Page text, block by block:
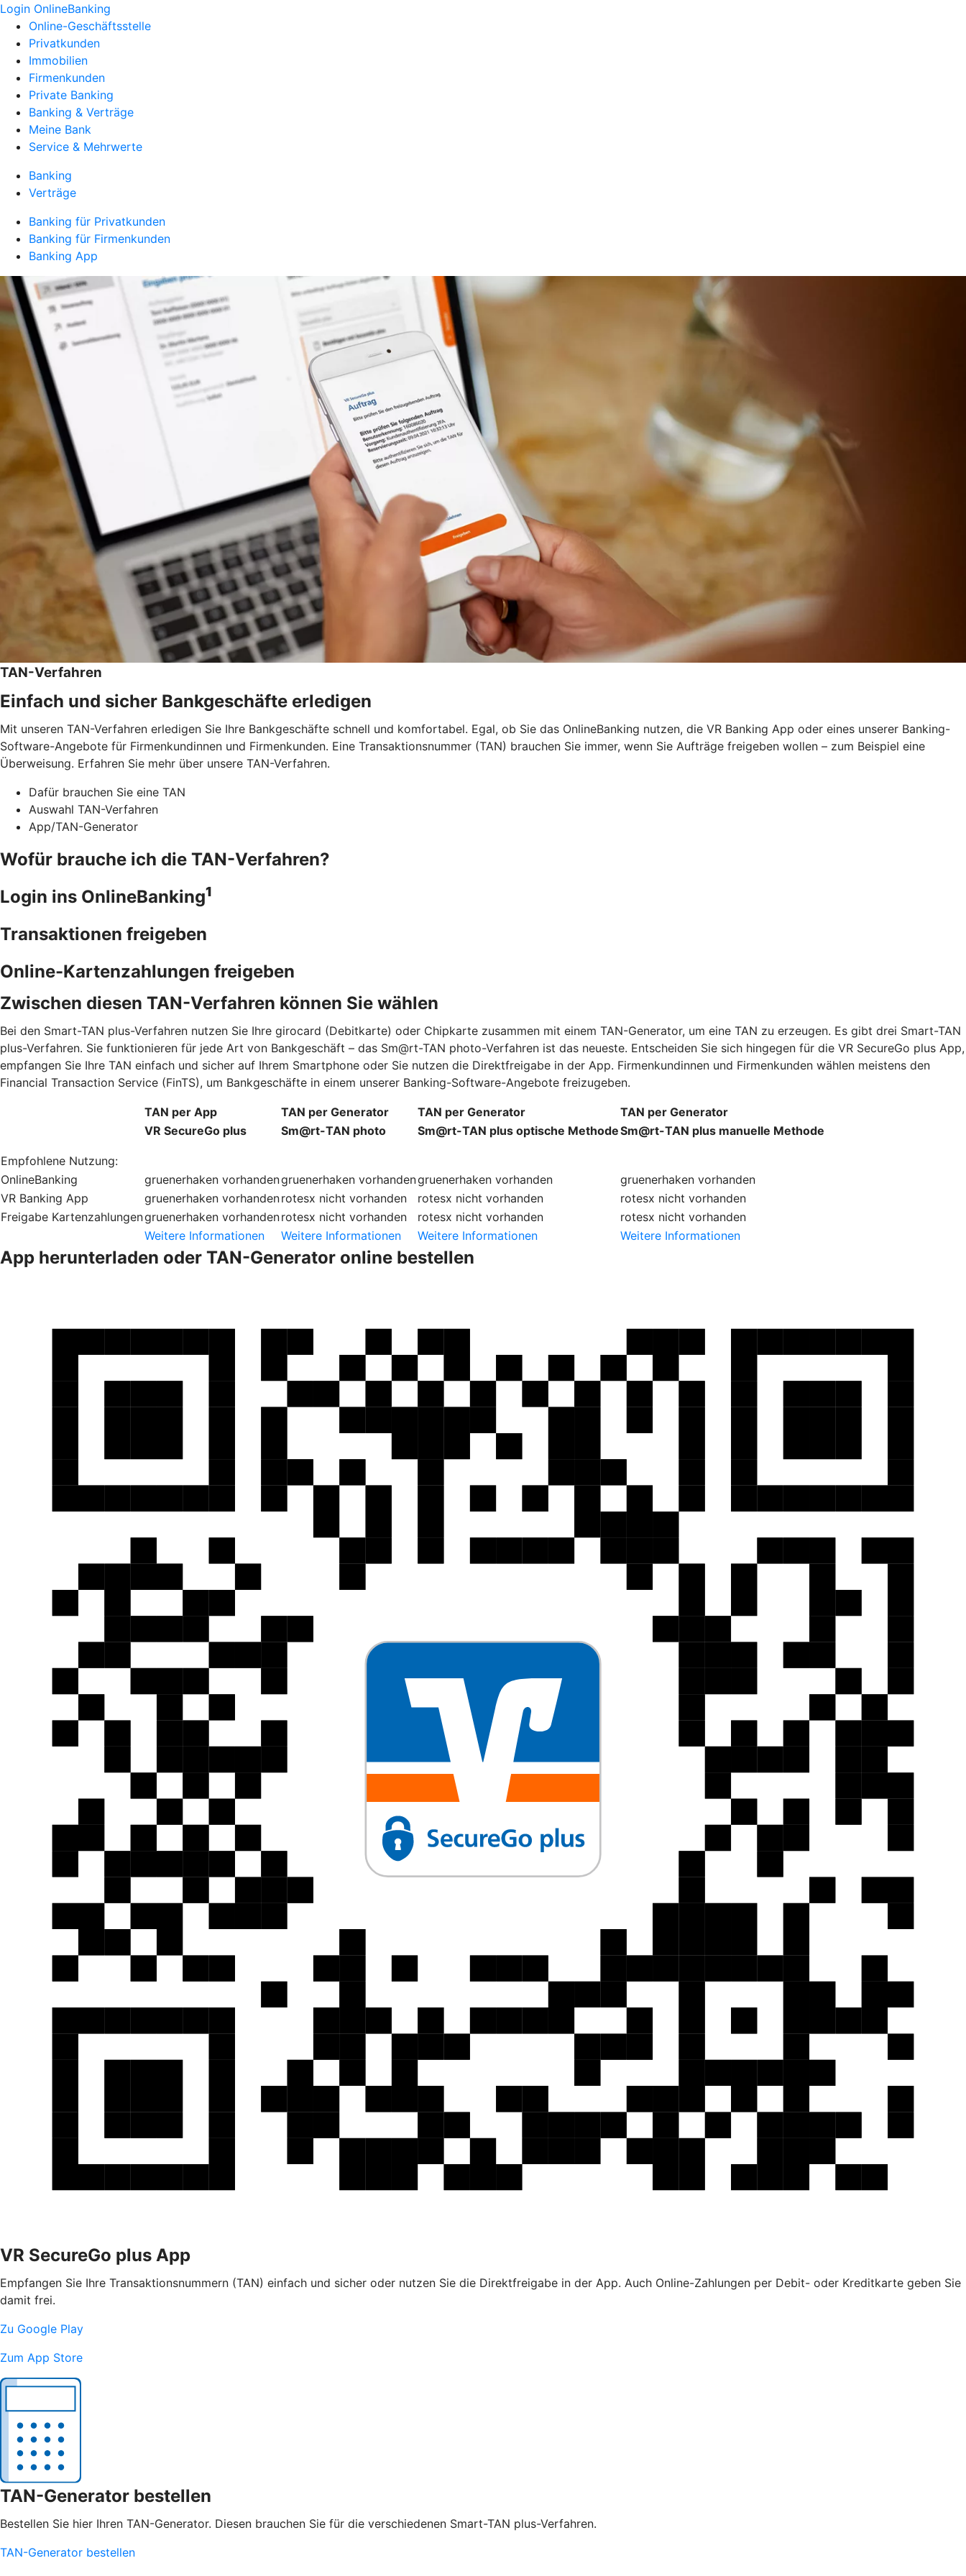
Login OnlineBanking
Online-Geschäftsstelle
Privatkunden
Immobilien
Firmenkunden
Private Banking
Banking & Verträge
Meine Bank
Service & Mehrwerte
Banking
Verträge
Banking für Privatkunden
Banking für Firmenkunden
Banking App
TAN-Verfahren
Einfach und sicher Bankgeschäfte erledigen
Mit unseren TAN-Verfahren erledigen Sie Ihre Bankgeschäfte schnell und komfortabel. Egal, ob Sie das OnlineBanking nutzen, die VR Banking App oder eines unserer Banking-
Software-Angebote für Firmenkundinnen und Firmenkunden. Eine Transaktionsnummer (TAN) brauchen Sie immer, wenn Sie Aufträge freigeben wollen – zum Beispiel eine
Überweisung. Erfahren Sie mehr über unsere TAN-Verfahren.
Dafür brauchen Sie eine TAN
Auswahl TAN-Verfahren
App/TAN-Generator
Wofür brauche ich die TAN-Verfahren?
Login ins OnlineBanking1
Transaktionen freigeben
Online-Kartenzahlungen freigeben
Zwischen diesen TAN-Verfahren können Sie wählen
Bei den Smart-TAN plus-Verfahren nutzen Sie Ihre girocard (Debitkarte) oder Chipkarte zusammen mit einem TAN-Generator, um eine TAN zu erzeugen. Es gibt drei Smart-TAN
plus-Verfahren. Sie funktionieren für jede Art von Bankgeschäft – das Sm@rt-TAN photo-Verfahren ist das neueste. Entscheiden Sie sich hingegen für die VR SecureGo plus App,
empfangen Sie Ihre TAN einfach und sicher auf Ihrem Smartphone oder Sie nutzen die Direktfreigabe in der App. Firmenkundinnen und Firmenkunden wählen meistens den
Financial Transaction Service (FinTS), um Bankgeschäfte in einem unserer Banking-Software-Angebote freizugeben.
TAN per App TAN per Generator TAN per Generator
TAN per Generator
VR SecureGo plus
Sm@rt-TAN photo Sm@rt-TAN plus optische MethodeSm@rt-TAN plus manuelle Methode
Empfohlene Nutzung:
OnlineBanking
gruenerhaken vorhandengruenerhaken vorhandengruenerhaken vorhanden gruenerhaken vorhanden
VR Banking App
gruenerhaken vorhandenrotesx nicht vorhanden rotesx nicht vorhanden rotesx nicht vorhanden
Freigabe Kartenzahlungengruenerhaken vorhandenrotesx nicht vorhanden rotesx nicht vorhanden rotesx nicht vorhanden
Weitere Informationen
Weitere Informationen Weitere Informationen Weitere Informationen
App herunterladen oder TAN-Generator online bestellen
VR SecureGo plus App
Empfangen Sie Ihre Transaktionsnummern (TAN) einfach und sicher oder nutzen Sie die Direktfreigabe in der App. Auch Online-Zahlungen per Debit- oder Kreditkarte geben Sie
damit frei.
Zu Google Play
Zum App Store
TAN-Generator bestellen
Bestellen Sie hier Ihren TAN-Generator. Diesen brauchen Sie für die verschiedenen Smart-TAN plus-Verfahren.
TAN-Generator bestellen